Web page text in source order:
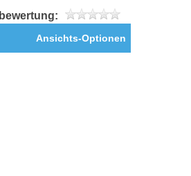
Ansichts-Optionen